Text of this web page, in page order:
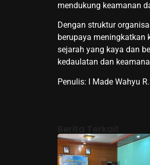
mendukung keamanan
Dengan struktur
berupaya meningkatkan
sejarah yang kaya dan
kedaulatan dan
Penulis: I Made Wahyu R.